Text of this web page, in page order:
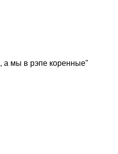
а мы в рэпе коренные"